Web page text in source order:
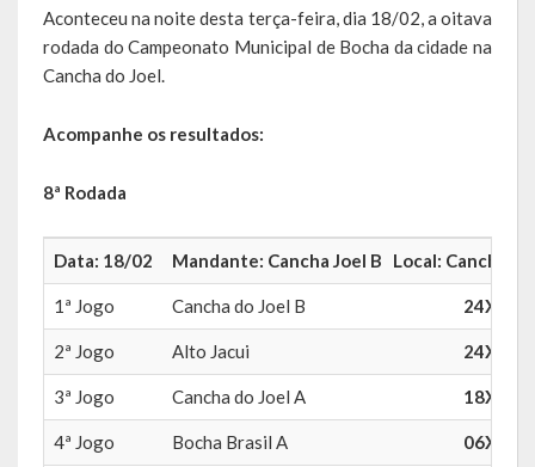
Assistência Social e Habitação
Coordenação e Planejamento
Transportes e Trânsito
Geral do Governo
Cultura e Turismo
Aconteceu na noite desta terça-feira, dia 18/02, a oitava
rodada do Campeonato Municipal de Bocha da cidade na
Cancha do Joel.
Acompanhe os resultados:
8ª Rodada
Data: 18/02 Mandante: Cancha Joel B Local: Cancha
1ª Jogo Cancha do Joel B 24X02
2ª Jogo Alto Jacui 24X16
3ª Jogo Cancha do Joel A 18X24
4ª Jogo Bocha Brasil A 06X24